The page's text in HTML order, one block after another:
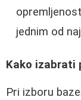
jednim od
Kako izabrati
Pri izboru